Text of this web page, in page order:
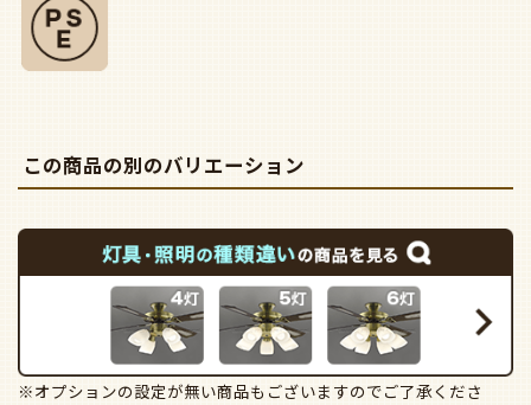
この商品の別のバリエーション
※オプションの設定が無い商品もございますのでご了承くださ